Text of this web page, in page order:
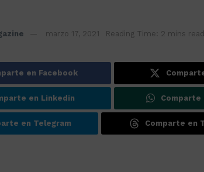
marzo 17, 2021 Reading Time: 2 mins read
en Facebook
en Linkedin Comparte
en Telegram Comparte en